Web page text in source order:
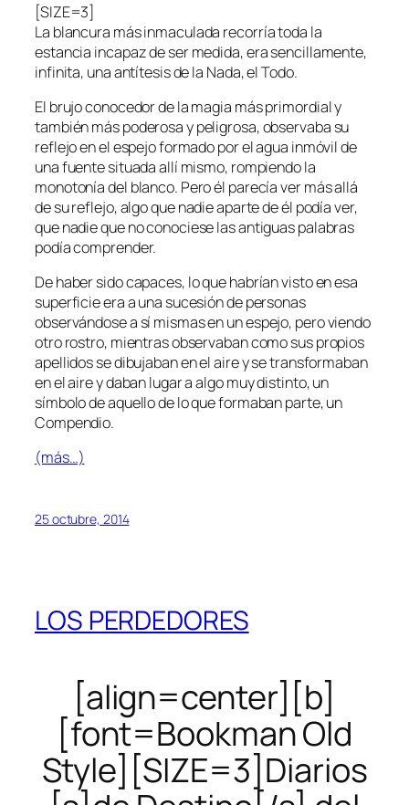
[SIZE=3]
La blancura más inmaculada recorría toda la
estancia incapaz de ser medida, era sencillamente,
infinita, una antítesis de la Nada, el Todo.
El brujo conocedor de la magia más primordial y
también más poderosa y peligrosa, observaba su
reflejo en el espejo formado por el agua inmóvil de
una fuente situada allí mismo, rompiendo la
monotonía del blanco. Pero él parecía ver más allá
de su reflejo, algo que nadie aparte de él podía ver,
que nadie que no conociese las antiguas palabras
podía comprender.
De haber sido capaces, lo que habrían visto en esa
superficie era a una sucesión de personas
observándose a sí mismas en un espejo, pero viendo
otro rostro, mientras observaban como sus propios
apellidos se dibujaban en el aire y se transformaban
en el aire y daban lugar a algo muy distinto, un
símbolo de aquello de lo que formaban parte, un
Compendio.
(más…)
25 octubre, 2014
LOS PERDEDORES
[align=center][b]
[font=Bookman Old
Style][SIZE=3]Diarios